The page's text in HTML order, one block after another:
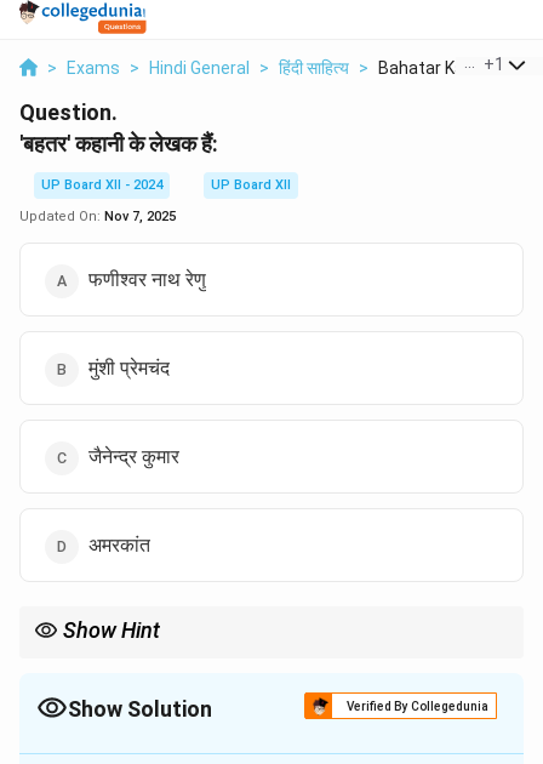
> Exams > Hindi General > हिंदी साहित्य > Bahatar Kahani Ke
+1
Question.
'बहतर' कहानी के लेखक हैं:
UP Board XII - 2024
UP Board XII
Updated On: Nov 7, 2025
फणीश्वर नाथ रेणु
मुंशी प्रेमचंद
जैनेन्द्र कुमार
अमरकांत
Show Hint
Show Solution Verified By Collegedunia
The Correct Option isB